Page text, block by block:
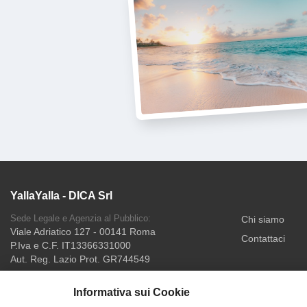
Informativa sui Cookie
un'esperienza confortevole in questa capitale unica. Potrai scegliere
tra diverse soluzioni che combinano l'esplorazione urbana con
escursioni nei dintorni, dove la steppa kazaka offre paesaggi
vastissimi e suggestivi. Approfitta delle offerte speciali e della
possibilità di pagamento rateale per scoprire questa destinazione
ancora poco conosciuta dal turismo di massa. Visita il sito
www.yallayalla.it e scopri tutte le proposte disponibili per il tuo
viaggio in Kazakistan . Vivi un'esperienza straordinaria prenotando
su Yalla Yalla , il tuo riferimento per viaggi di qualità.
YallaYalla - DICA Srl
Sede Legale e Agenzia al Pubblico:
Viale Adriatico 127 - 00141 Roma
P.Iva e C.F. IT13366331000
Aut. Reg. Lazio Prot. GR744549
Chi siamo
Contattaci